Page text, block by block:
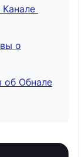
о
об Обнале